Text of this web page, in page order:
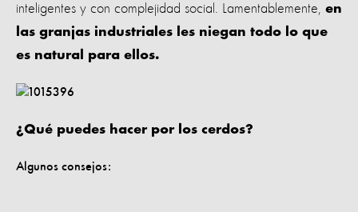
inteligentes y con complejidad social. Lamentablemente, en
las granjas industriales les niegan todo lo que
es natural para ellos.
¿Qué puedes hacer por los cerdos?
Algunos consejos: